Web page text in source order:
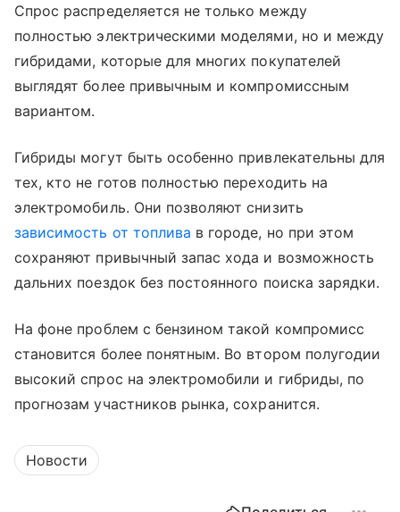
Спрос распределяется не только между
полностью электрическими моделями, но и между
гибридами, которые для многих покупателей
выглядят более привычным и компромиссным
вариантом.
Гибриды могут быть особенно привлекательны для
тех, кто не готов полностью переходить на
электромобиль. Они позволяют снизить
зависимость от топлива в городе, но при этом
сохраняют привычный запас хода и возможность
дальних поездок без постоянного поиска зарядки.
На фоне проблем с бензином такой компромисс
становится более понятным. Во втором полугодии
высокий спрос на электромобили и гибриды, по
прогнозам участников рынка, сохранится.
Новости